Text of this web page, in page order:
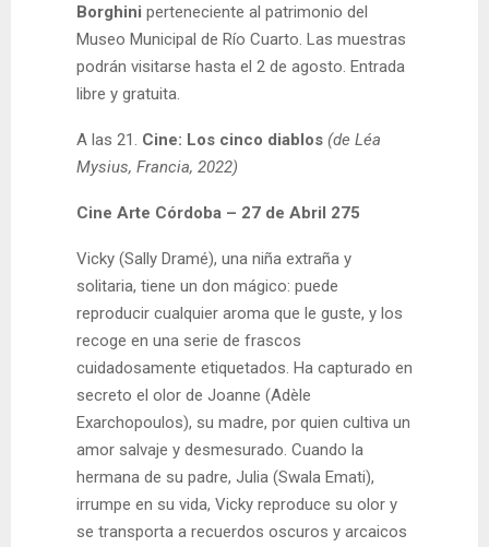
Borghini perteneciente al patrimonio del
Museo Municipal de Río Cuarto. Las muestras
podrán visitarse hasta el 2 de agosto. Entrada
libre y gratuita.
A las 21. Cine: Los cinco diablos (de Léa
Mysius, Francia, 2022)
Cine Arte Córdoba – 27 de Abril 275
Vicky (Sally Dramé), una niña extraña y
solitaria, tiene un don mágico: puede
reproducir cualquier aroma que le guste, y los
recoge en una serie de frascos
cuidadosamente etiquetados. Ha capturado en
secreto el olor de Joanne (Adèle
Exarchopoulos), su madre, por quien cultiva un
amor salvaje y desmesurado. Cuando la
hermana de su padre, Julia (Swala Emati),
irrumpe en su vida, Vicky reproduce su olor y
se transporta a recuerdos oscuros y arcaicos